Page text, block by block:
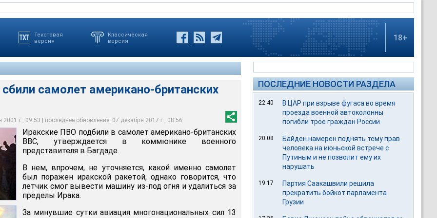
Текстовая
версия
Классическая
версия
18+
самолет американо-британских
г., 09:53 | последнее обновление: 07 декабря 2017 г., 08:56
представителя в Багдаде
какой именно самолет был поражен иракской ракетой,
многонациональных сил 13 раз вторгалась в воздушное
Иракские ПВО подбили в самолет американо-британских
ВВС, утверждается в коммюнике военного
представителя в Багдаде.
В нем, впрочем, не уточняется, какой именно самолет
был поражен иракской ракетой, однако говорится, что
летчик смог вывести машину из-под огня и удалиться за
пределы Ирака.
За минувшие сутки авиация многонациональных сил 13
ПОСЛЕДНИЕ НОВОСТИ РАЗДЕЛА
22:40
В ЦАР при взрыве фугаса во время
проезда военной автоколонны
погибли трое граждан России
20:08
Байден намерен поднять тему прав
человека на июньской встрече с
Путиным и не позволит ему их
нарушать
19:17
Партия Саакашвили решила
прекратить бойкот парламента
Грузии